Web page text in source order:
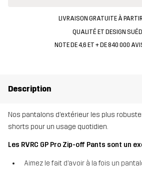
LIVRAISON GRATUITE À
QUALITÉ ET DESIGN
NOTE DE 4,6 ET + DE 840 000
Description
Nos pantalons d’extérieur les plus
shorts pour un usage quotidien.
Les RVRC GP Pro Zip-off Pants sont un
Aimez le fait d’avoir à la fois un